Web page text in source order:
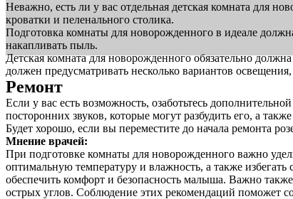
Неважно, есть ли у вас отдельная детская комната для
кроватки и пеленального столика.
Подготовка комнаты для новорожденного в идеале
накапливать пыль.
Детская комната для новорожденного обязательно
должен предусматривать несколько вариантов
Ремонт
Если у вас есть возможность, озаботьтесь
посторонних звуков, которые могут разбудить его, а
Будет хорошо, если вы переместите до начала ремонта
Мнение врачей:
При подготовке комнаты для новорожденного важно
оптимальную температуру и влажность, а также
обеспечить комфорт и безопасность малыша. Важно
острых углов. Соблюдение этих рекомендаций поможет